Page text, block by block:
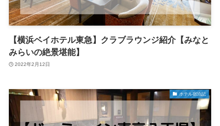
【横浜ベイホテル東急】クラブラウンジ紹介【みなと
みらいの絶景堪能】
2022年2月12日
ホテル宿泊記